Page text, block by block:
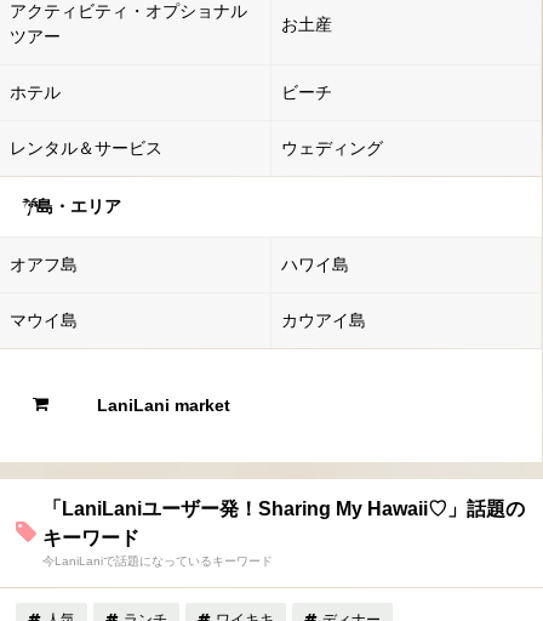
アクティビティ・オプショナル
ツアー
お土産
ホテル ビーチ
レンタル＆サービス ウェディング
島・エリア
オアフ島 ハワイ島
マウイ島 カウアイ島
LaniLani market
「LaniLaniユーザー発！Sharing My Hawaii♡」話題の
キーワード
今LaniLaniで話題になっているキーワード